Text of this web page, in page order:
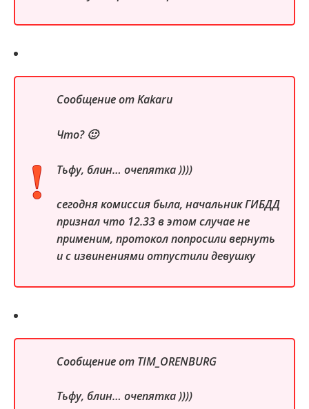
Сообщение отKakaru
Что? 🙂
Тьфу, блин… очепятка ))))
сегодня комиссия была, начальник ГИБДД
признал что 12.33 в этом случае не
применим, протокол попросили вернуть
и с извинениями отпустили девушку
Сообщение от TIM_ORENBURG
Тьфу, блин… очепятка ))))